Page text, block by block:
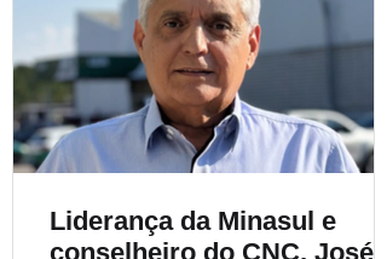
Liderança da Minasul e
conselheiro do CNC, José